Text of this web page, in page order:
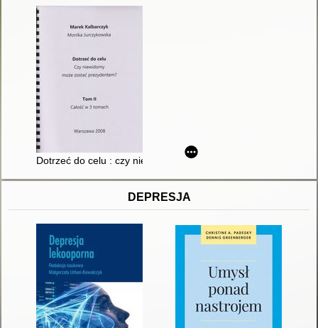
Dotrzeć do celu : czy niewidomy może zostać prezydentem?.
DEPRESJA